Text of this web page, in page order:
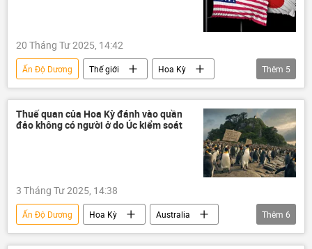
20 Tháng Tư 2025, 14:42
Ấn Độ Dương Thế giới
Hoa Kỳ
Nhật Bản
Thái Bình Dương
Chính trị
hợp tác Báo chí thế giới
Thêm 5
Thuế quan của Hoa Kỳ đánh vào quần
đảo không có người ở do Úc kiểm soát
3 Tháng Tư 2025, 14:38
Ấn Độ Dương Hoa Kỳ
Australia
Thế giới
Chính trị
Kinh tế
Thêm 6